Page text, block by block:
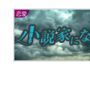
恋愛